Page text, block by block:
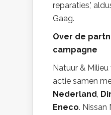
reparaties,’
Gaag.
Over de
campagne
Natuur &
actie samen
Nederland,
Eneco. Nissan